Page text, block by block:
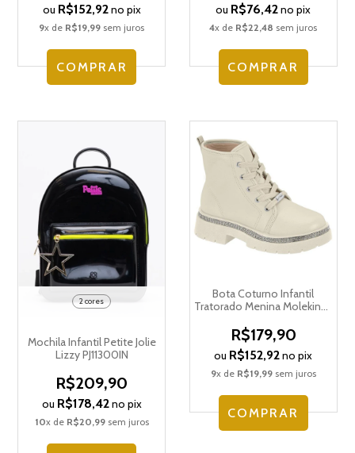
ou R$152,92no pix
9x de R$19,99 sem juros
COMPRAR
ou R$76,42no pix
4x de R$22,48 sem juros
COMPRAR
2 cores
Mochila Infantil Petite Jolie
Lizzy PJ11300IN
R$209,90
ou R$178,42no pix
10x de R$20,99sem juros
Bota Coturno Infantil
Tratorado Menina Molekinha
R$179,90
ou R$152,92no pix
9x de R$19,99sem juros
COMPRAR